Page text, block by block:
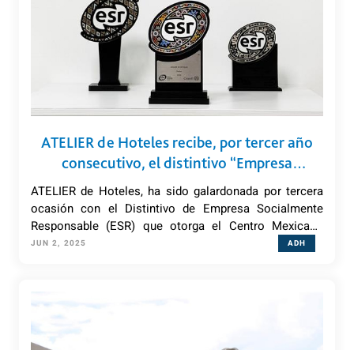
ATELIER de Hoteles recibe, por tercer año
consecutivo, el distintivo “Empresa
Socialmente Responsable”
ATELIER de Hoteles, ha sido galardonada por tercera
ocasión con el Distintivo de Empresa Socialmente
Responsable (ESR) que otorga el Centro Mexicano
para la Filantropía (CEMEFI).
JUN 2, 2025 ADH